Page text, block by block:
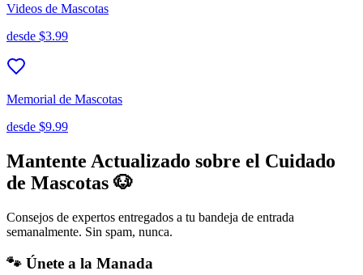
Videos de Mascotas
desde $3.99
Memorial de Mascotas
desde $9.99
Mantente Actualizado sobre el Cuidado
de Mascotas 🐶
Consejos de expertos entregados a tu bandeja de entrada
semanalmente. Sin spam, nunca.
🐾 Únete a la Manada